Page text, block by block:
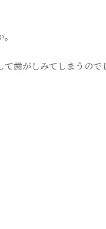
歯がしみてしまうので